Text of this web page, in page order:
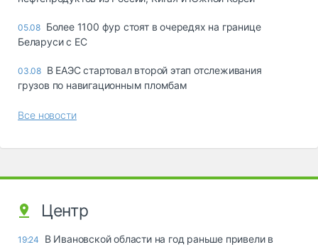
05.08 Более 1100 фур стоят в очередях на границе
Беларуси с ЕС
03.08 В ЕАЭС стартовал второй этап отслеживания
грузов по навигационным пломбам
Все новости
Центр
19:24
В Ивановской области на год раньше привели в